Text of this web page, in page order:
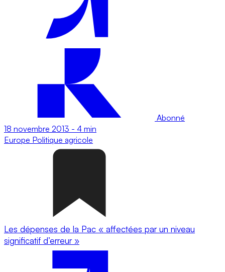
Abonné
18 novembre 2013 - 4 min
Europe Politique agricole
Les dépenses de la Pac « affectées par un niveau
significatif d’erreur »